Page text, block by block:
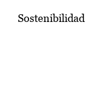
Sostenibilidad